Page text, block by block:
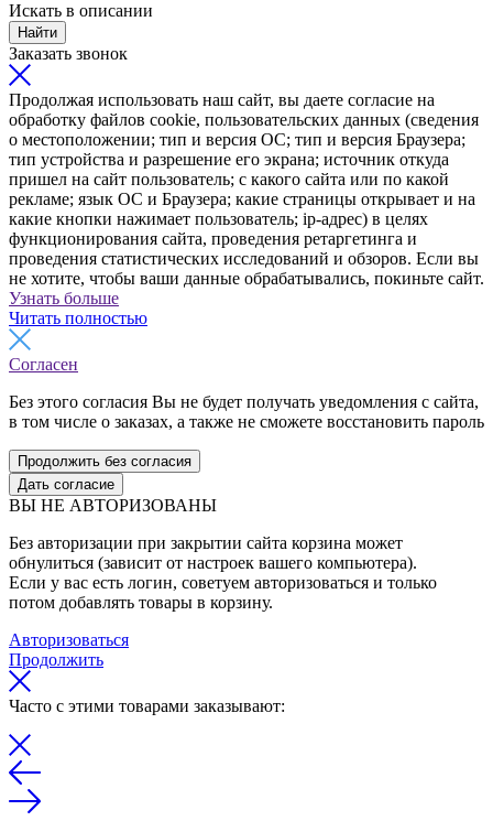
Искать в описании
Найти
Заказать звонок
Продолжая использовать наш сайт, вы даете согласие на
обработку файлов cookie, пользовательских данных (сведения
о местоположении; тип и версия ОС; тип и версия Браузера;
тип устройства и разрешение его экрана; источник откуда
пришел на сайт пользователь; с какого сайта или по какой
рекламе; язык ОС и Браузера; какие страницы открывает и на
какие кнопки нажимает пользователь; ip-адрес) в целях
функционирования сайта, проведения ретаргетинга и
проведения статистических исследований и обзоров. Если вы
не хотите, чтобы ваши данные обрабатывались, покиньте сайт.
Узнать больше
Читать полностью
Согласен
Без этого согласия Вы не будет получать уведомления с сайта,
в том числе о заказах, а также не сможете восстановить пароль
Продолжить без согласия
Дать согласие
ВЫ НЕ АВТОРИЗОВАНЫ
Без авторизации при закрытии сайта корзина может
обнулиться (зависит от настроек вашего компьютера).
Если у вас есть логин, советуем авторизоваться и только
потом добавлять товары в корзину.
Авторизоваться
Продолжить
Часто с этими товарами заказывают: